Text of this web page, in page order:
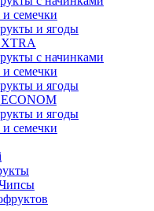
семечки
и ягоды
с начинками
семечки
и ягоды
и ягоды
семечки